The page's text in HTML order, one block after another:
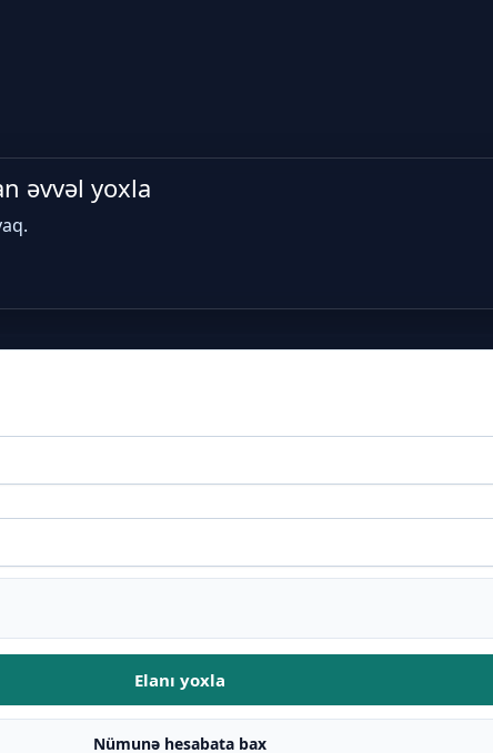
əvvəl yoxla
Elanı yoxla
Nümunə hesabata bax